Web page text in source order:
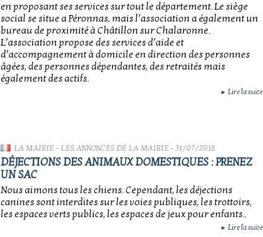
en proposant ses services sur tout le département. Le siège
social se situe a Péronnas, mais l’association a également un
bureau de proximité à Châtillon sur Chalaronne.
L’association propose des services d’aide et
d’accompagnement à domicile en direction des personnes
âgées, des personnes dépendantes, des retraités mais
également des actifs.
► Lire la suite
LA MAIRIE- LES ANNONCES DE LA MAIRIE- 31/07/2018
DÉJECTIONS DES ANIMAUX DOMESTIQUES : PRENEZ
UN SAC
Nous aimons tous les chiens. Cependant, les déjections
canines sont interdites sur les voies publiques, les trottoirs,
les espaces verts publics, les espaces de jeux pour enfants..
► Lire la suite